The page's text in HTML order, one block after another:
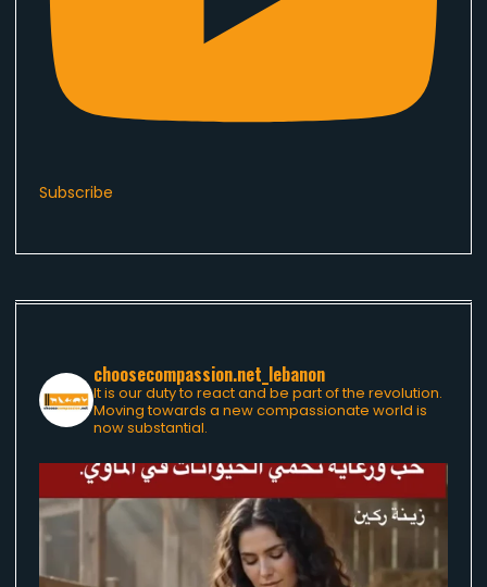
Subscribe
choosecompassion.net_lebanon
It is our duty to react and be part of the revolution.
Moving towards a new compassionate world is
now substantial.